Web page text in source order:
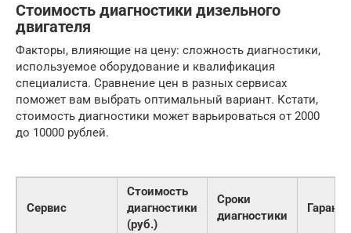
Стоимость диагностики дизельного
двигателя
Факторы, влияющие на цену: сложность диагностики,
используемое оборудование и квалификация
специалиста. Сравнение цен в разных сервисах
поможет вам выбрать оптимальный вариант. Кстати,
стоимость диагностики может варьироваться от 2000
до 10000 рублей.
Сервис
Стоимость
диагностики
(руб.)
Сроки
диагностики